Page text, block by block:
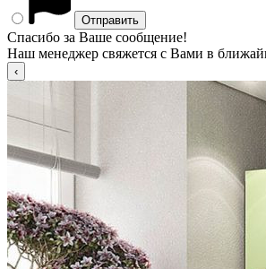
Спасибо за Ваше сообщение!
Наш менеджер свяжется с Вами в